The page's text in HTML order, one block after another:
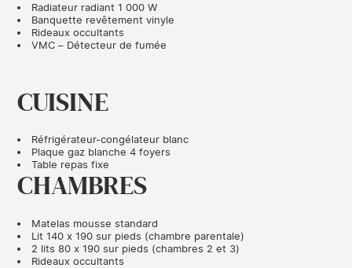
Radiateur radiant 1 000 W
Banquette revêtement vinyle
Rideaux occultants
VMC – Détecteur de fumée
CUISINE
Réfrigérateur-congélateur blanc
Plaque gaz blanche 4 foyers
Table repas fixe
CHAMBRES
Matelas mousse standard
Lit 140 x 190 sur pieds (chambre parentale)
2 lits 80 x 190 sur pieds (chambres 2 et 3)
Rideaux occultants